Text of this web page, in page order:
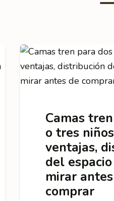
Camas
o tres
ventajas,
del
mirar
comprar